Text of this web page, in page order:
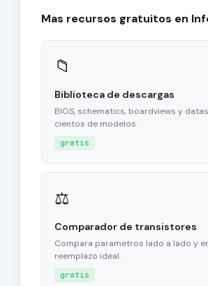
Mas recursos gratuitos en
📁
Biblioteca de descargas
BIOS, schematics, boardviews y
cientos de modelos.
gratis
⚖
Comparador de transistores
Compara parametros lado a lado y
reemplazo ideal.
gratis